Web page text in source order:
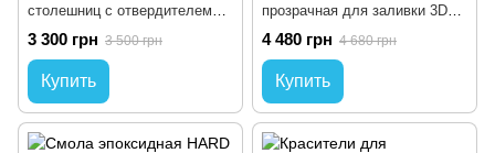
столешниц с отвердителем
HARD EPOXY 5 кг (толщина
слоя до 7см)
3 300 грн 3 500 грн
Купить
прозрачная для заливки 3D
столешниц с отвердителем
7кг
4 480 грн 4 680 грн
Купить